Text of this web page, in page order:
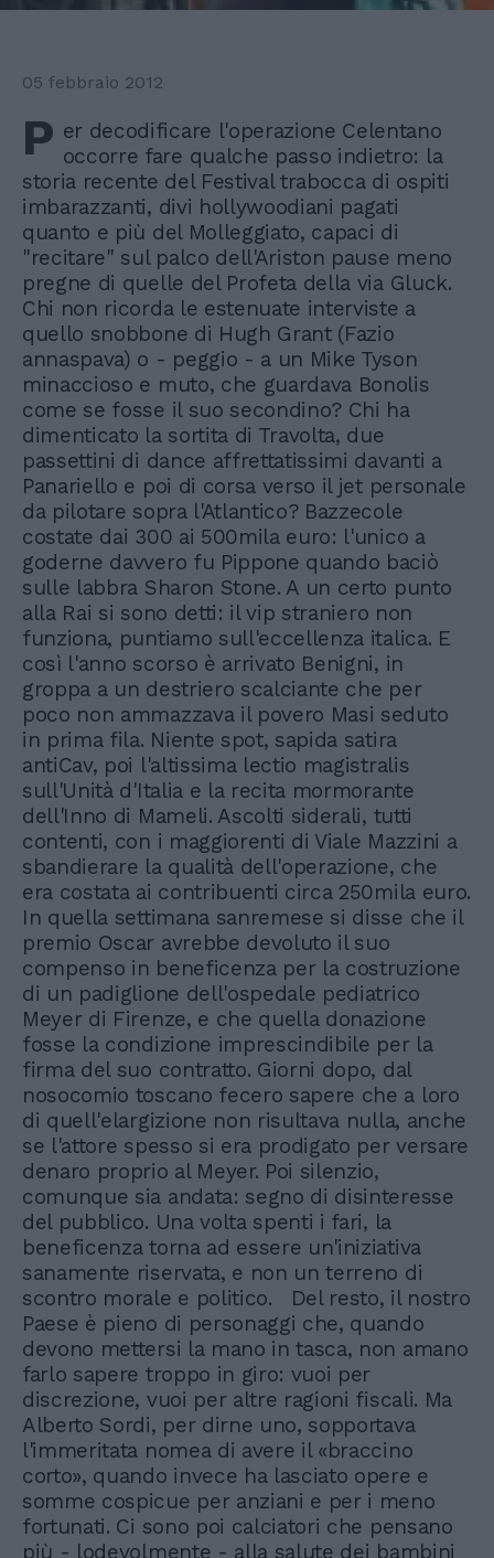
05 febbraio 2012
P er decodificare l'operazione Celentano
occorre fare qualche passo indietro: la
storia recente del Festival trabocca di ospiti
imbarazzanti, divi hollywoodiani pagati
quanto e più del Molleggiato, capaci di
"recitare" sul palco dell'Ariston pause meno
pregne di quelle del Profeta della via Gluck.
Chi non ricorda le estenuate interviste a
quello snobbone di Hugh Grant (Fazio
annaspava) o - peggio - a un Mike Tyson
minaccioso e muto, che guardava Bonolis
come se fosse il suo secondino? Chi ha
dimenticato la sortita di Travolta, due
passettini di dance affrettatissimi davanti a
Panariello e poi di corsa verso il jet personale
da pilotare sopra l'Atlantico? Bazzecole
costate dai 300 ai 500mila euro: l'unico a
goderne davvero fu Pippone quando baciò
sulle labbra Sharon Stone. A un certo punto
alla Rai si sono detti: il vip straniero non
funziona, puntiamo sull'eccellenza italica. E
così l'anno scorso è arrivato Benigni, in
groppa a un destriero scalciante che per
poco non ammazzava il povero Masi seduto
in prima fila. Niente spot, sapida satira
antiCav, poi l'altissima lectio magistralis
sull'Unità d'Italia e la recita mormorante
dell'Inno di Mameli. Ascolti siderali, tutti
contenti, con i maggiorenti di Viale Mazzini a
sbandierare la qualità dell'operazione, che
era costata ai contribuenti circa 250mila euro.
In quella settimana sanremese si disse che il
premio Oscar avrebbe devoluto il suo
compenso in beneficenza per la costruzione
di un padiglione dell'ospedale pediatrico
Meyer di Firenze, e che quella donazione
fosse la condizione imprescindibile per la
firma del suo contratto. Giorni dopo, dal
nosocomio toscano fecero sapere che a loro
di quell'elargizione non risultava nulla, anche
se l'attore spesso si era prodigato per versare
denaro proprio al Meyer. Poi silenzio,
comunque sia andata: segno di disinteresse
del pubblico. Una volta spenti i fari, la
beneficenza torna ad essere un'iniziativa
sanamente riservata, e non un terreno di
scontro morale e politico. Del resto, il nostro
Paese è pieno di personaggi che, quando
devono mettersi la mano in tasca, non amano
farlo sapere troppo in giro: vuoi per
discrezione, vuoi per altre ragioni fiscali. Ma
Alberto Sordi, per dirne uno, sopportava
l'immeritata nomea di avere il «braccino
corto», quando invece ha lasciato opere e
somme cospicue per anziani e per i meno
fortunati. Ci sono poi calciatori che pensano
più - lodevolmente - alla salute dei bambini